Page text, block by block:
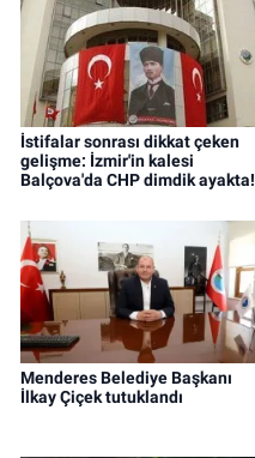
İstifalar sonrası dikkat çeken
gelişme: İzmir'in kalesi
Balçova'da CHP dimdik ayakta!
Menderes Belediye Başkanı
İlkay Çiçek tutuklandı